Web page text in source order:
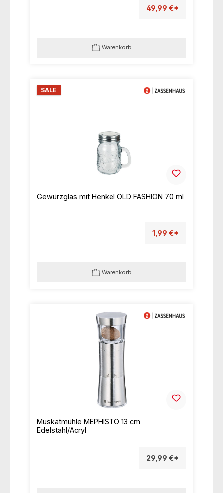
49,99 €*
Warenkorb
SALE
Gewürzglas mit Henkel OLD FASHION 70 ml
1,99 €*
Warenkorb
Muskatmühle MEPHISTO 13 cm
Edelstahl/Acryl
29,99 €*